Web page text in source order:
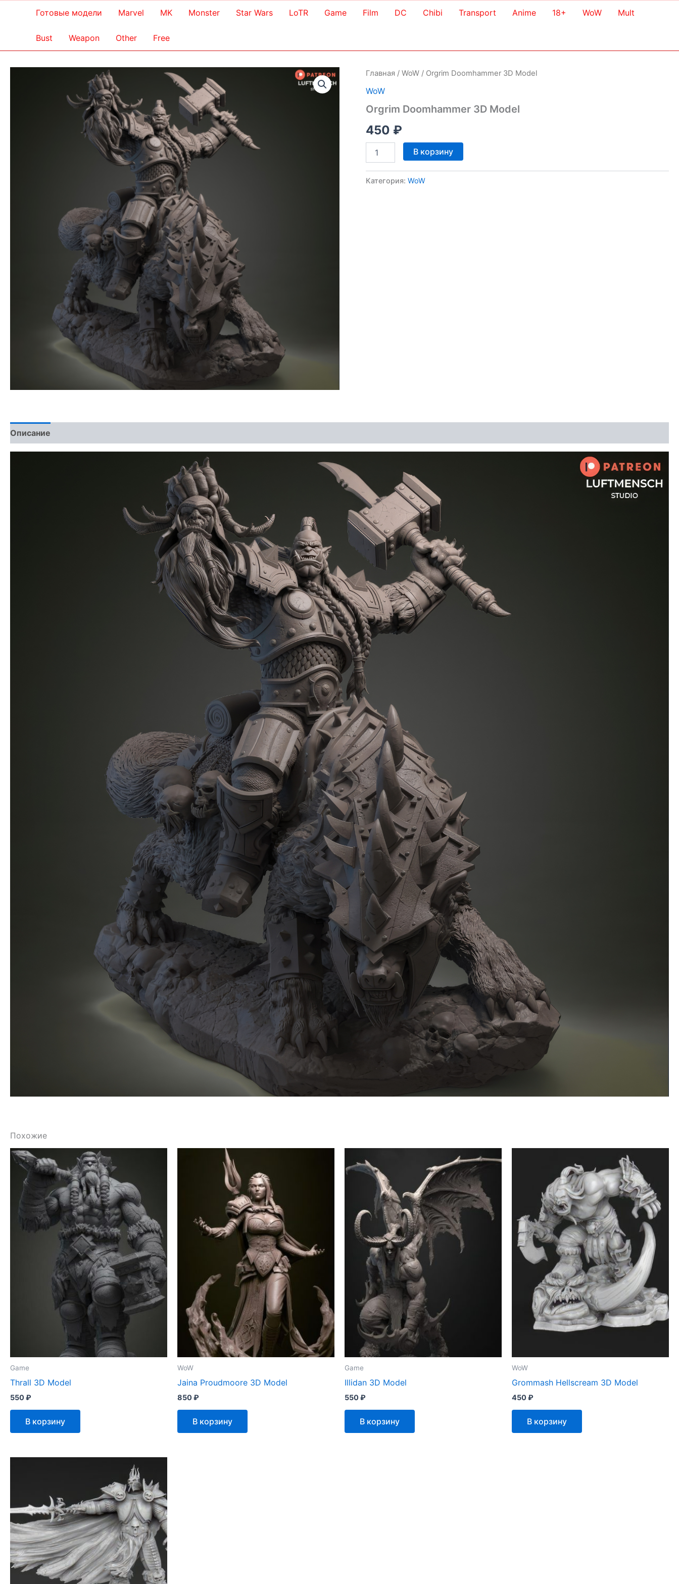
Готовые модели Marvel MK Monster Star Wars LoTR Game Film DC Chibi Transport Anime 18+ WoW Mult
Bust Weapon Other Free
Главная /WoW / Orgrim Doomhammer 3D Model
WoW
Orgrim Doomhammer 3D Model
450 ₽
Количество
товара
Doomhammer
В корзину
Категория:WoW
Описание
Похожие
Game
Thrall 3D Model
550₽
В корзину
WoW
Jaina Proudmoore 3D Model
850₽
В корзину
Game
Illidan 3D Model
550₽
В корзину
WoW
Grommash Hellscream 3D Model
450₽
В корзину